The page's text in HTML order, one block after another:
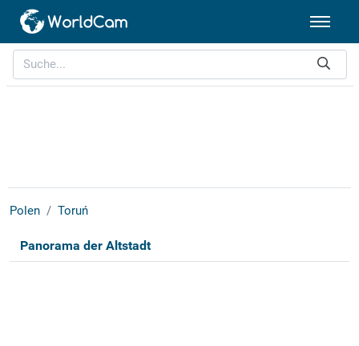
Polen Toruń
Panorama der Altstadt